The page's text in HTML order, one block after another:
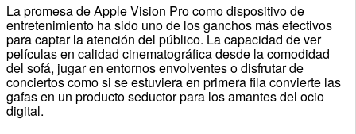
La promesa de Apple Vision Pro como dispositivo de
entretenimiento ha sido uno de los ganchos más efectivos
para captar la atención del público. La capacidad de ver
películas en calidad cinematográfica desde la comodidad
del sofá, jugar en entornos envolventes o disfrutar de
conciertos como si se estuviera en primera fila convierte las
gafas en un producto seductor para los amantes del ocio
digital.